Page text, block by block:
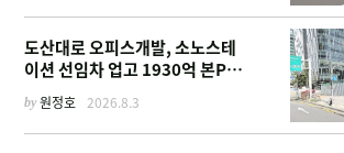
도산대로 오피스개발, 소노스테
이션 선임차 업고 1930억 본PF
확보
by원정호 2026.8.3